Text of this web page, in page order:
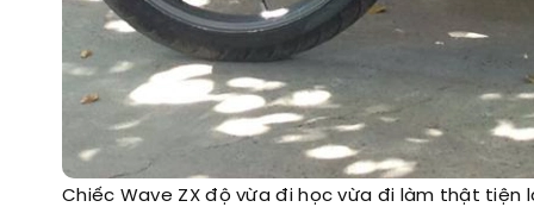
Chiếc Wave ZX độ vừa đi học vừa đi làm thật tiện